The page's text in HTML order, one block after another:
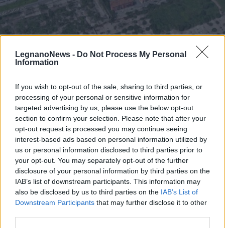
LegnanoNews - Do Not Process My Personal
Information
If you wish to opt-out of the sale, sharing to third parties, or
processing of your personal or sensitive information for
targeted advertising by us, please use the below opt-out
section to confirm your selection. Please note that after your
opt-out request is processed you may continue seeing
interest-based ads based on personal information utilized by
us or personal information disclosed to third parties prior to
your opt-out. You may separately opt-out of the further
disclosure of your personal information by third parties on the
IAB’s list of downstream participants. This information may
also be disclosed by us to third parties on the IAB’s List of
Downstream Participants that may further disclose it to other
LEGNANO - AMBIENTE
Ex Pensotti di Legnano: la giunta
boccia il nuovo progetto del
Central Park